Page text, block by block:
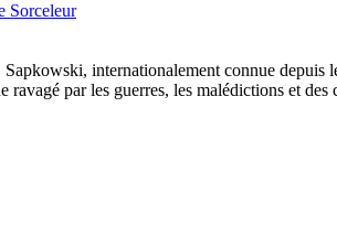
Sorceleur
internationalement connue depuis
ravagé par les guerres, les malédictions et des